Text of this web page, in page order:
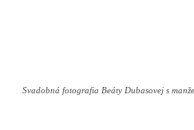
Svadobná fotografia Beáty Dubasovej s